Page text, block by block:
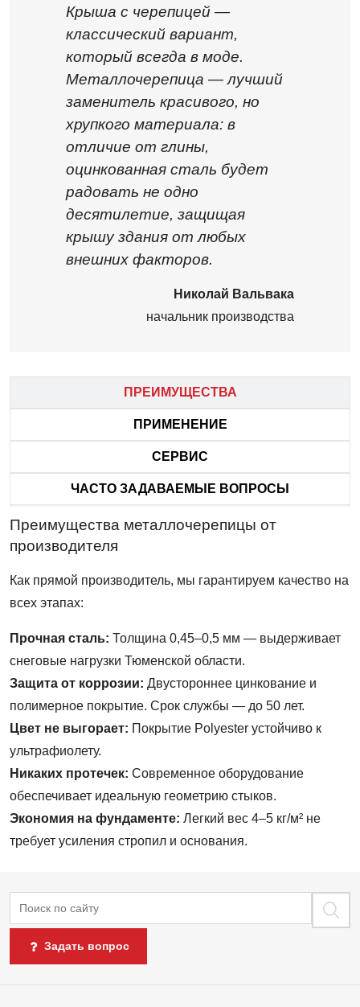
Крыша с черепицей —
классический вариант,
который всегда в моде.
Металлочерепица — лучший
заменитель красивого, но
хрупкого материала: в
отличие от глины,
оцинкованная сталь будет
радовать не одно
десятилетие, защищая
крышу здания от любых
внешних факторов.
Николай Вальвака
начальник производства
ПРЕИМУЩЕСТВА
ПРИМЕНЕНИЕ
СЕРВИС
ЧАСТО ЗАДАВАЕМЫЕ ВОПРОСЫ
Преимущества металлочерепицы от
производителя
Как прямой производитель, мы гарантируем качество на
всех этапах:
Прочная сталь: Толщина 0,45–0,5 мм — выдерживает
снеговые нагрузки Тюменской области.
Защита от коррозии: Двустороннее цинкование и
полимерное покрытие. Срок службы — до 50 лет.
Цвет не выгорает: Покрытие Polyester устойчиво к
ультрафиолету.
Никаких протечек: Современное оборудование
обеспечивает идеальную геометрию стыков.
Экономия на фундаменте: Легкий вес 4–5 кг/м² не
требует усиления стропил и основания.
Поиск
Задать вопрос